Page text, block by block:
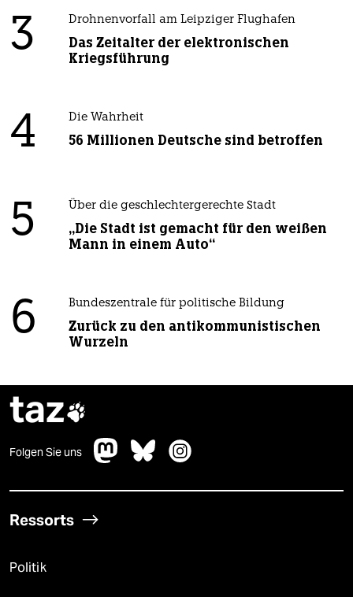
3 Drohnenvorfall am Leipziger Flughafen
Das Zeitalter der elektronischen
Kriegsführung
4 Die Wahrheit
56 Millionen Deutsche sind betroffen
5 Über die geschlechtergerechte Stadt
„Die Stadt ist gemacht für den weißen
Mann in einem Auto“
6 Bundeszentrale für politische Bildung
Zurück zu den antikommunistischen
Wurzeln
taz
Folgen Sie uns
Ressorts
Politik